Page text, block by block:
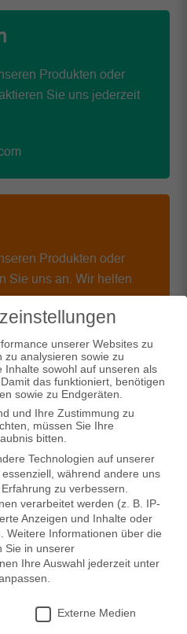
Produkten oder
Sie uns jederzeit
Produkten oder
Sie uns an. Wir helfen
interessieren
Wartung kostenlos,
Technikerkosten,
Ersatzteile.
unserer Websites zu
analysieren sowie zu
sowohl auf unseren als
das funktioniert, benötigen
sowie zu Endgeräten.
und Ihre Zustimmung zu
müssen Sie Ihre
bitten.
Technologien auf unserer
während andere uns
zu verbessern.
verarbeitet werden (z. B. IP-
Anzeigen und Inhalte oder
Weitere Informationen über die
Sie in unserer
Ihre Auswahl jederzeit unter
Externe Medien